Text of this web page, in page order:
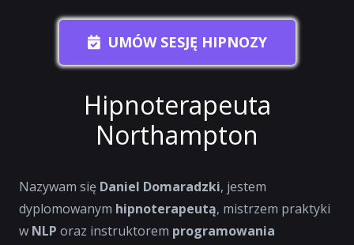
UMÓW SESJĘ HIPNOZY
Hipnoterapeuta
Northampton
Nazywam się Daniel Domaradzki, jestem
dyplomowanym hipnoterapeutą, mistrzem praktyki
w NLP oraz instruktorem programowania